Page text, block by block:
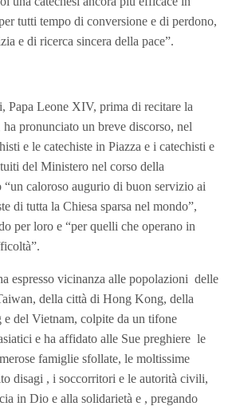
tutti tempo di conversione e di perdono,
e di ricerca sincera della pace”.
Papa Leone XIV, prima di recitare la
pronunciato un breve discorso, nel
e le catechiste in Piazza e i catechisti e
del Ministero nel corso della
“un caloroso augurio di buon servizio ai
di tutta la Chiesa sparsa nel mondo”,
per loro e “per quelli che operano in
espresso vicinanza alle popolazioni delle
della città di Hong Kong, della
e del Vietnam, colpite da un tifone
e ha affidato alle Sue preghiere le
famiglie sfollate, le moltissime
disagi , i soccorritori e le autorità civili,
in Dio e alla solidarietà e , pregando